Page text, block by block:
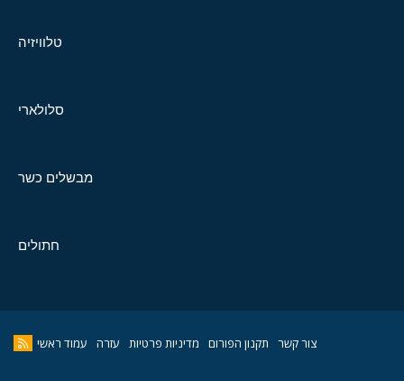
טלוויזיה
סלולארי
מבשלים כשר
חתולים
צור קשר תקנון הפורום מדיניות פרטיות עזרה עמוד ראשי